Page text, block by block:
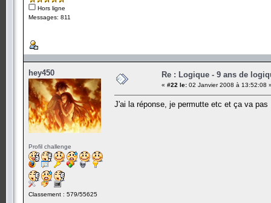
Hors ligne
Messages: 811
hey450
Profil challenge
Classement : 579/55625
Re : Logique - 9 ans de
« #22 le: 02 Janvier 2008 à 13:52:08
J'ai la réponse, je permutte etc et ça va